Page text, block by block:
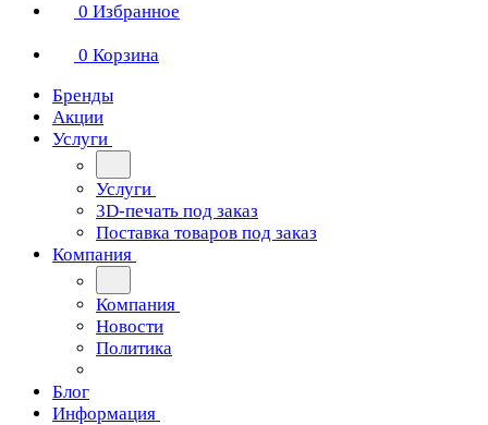
0 Избранное
0 Корзина
Бренды
Акции
Услуги
Услуги
3D-печать под заказ
Поставка товаров под заказ
Компания
Компания
Новости
Политика
Блог
Информация